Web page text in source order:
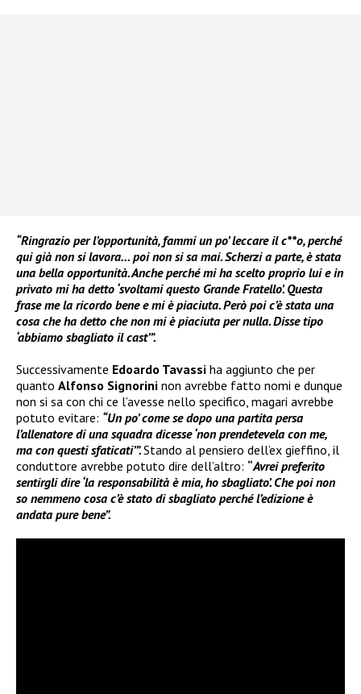
“Ringrazio per l’opportunità, fammi un po’ leccare il c**o, perché
qui già non si lavora… poi non si sa mai. Scherzi a parte, è stata
una bella opportunità. Anche perché mi ha scelto proprio lui e in
privato mi ha detto ‘svoltami questo Grande Fratello’. Questa
frase me la ricordo bene e mi è piaciuta. Però poi c’è stata una
cosa che ha detto che non mi è piaciuta per nulla. Disse tipo
‘abbiamo sbagliato il cast’”.
Successivamente Edoardo Tavassi ha aggiunto che per
quanto Alfonso Signorini non avrebbe fatto nomi e dunque
non si sa con chi ce l’avesse nello specifico, magari avrebbe
potuto evitare: “Un po’ come se dopo una partita persa
l’allenatore di una squadra dicesse ‘non prendetevela con me,
ma con questi sfaticati’”.Stando al pensiero dell’ex gieffino, il
conduttore avrebbe potuto dire dell’altro: “Avrei preferito
sentirgli dire ‘la responsabilità è mia, ho sbagliato’. Che poi non
so nemmeno cosa c’è stato di sbagliato perché l’edizione è
andata pure bene”.